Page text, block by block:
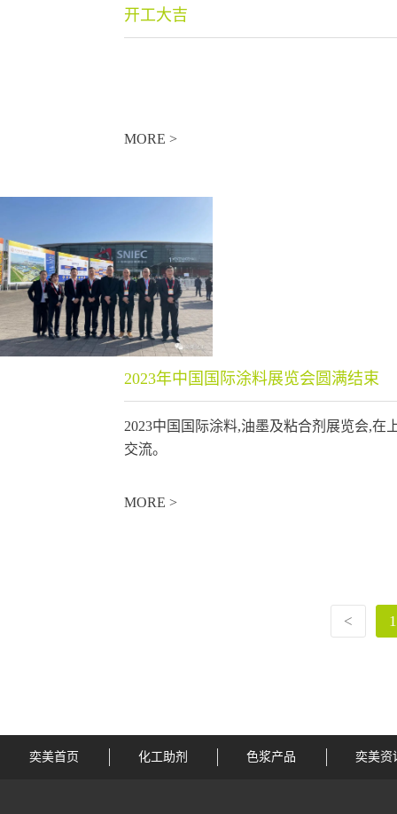
开工大吉
MORE >
2023年中国国际涂料展览会圆满结束
2023中国国际涂料,油墨及粘合剂展览会,
交流。
MORE >
< 1
奕美首页 化工助剂 色浆产品 奕美资